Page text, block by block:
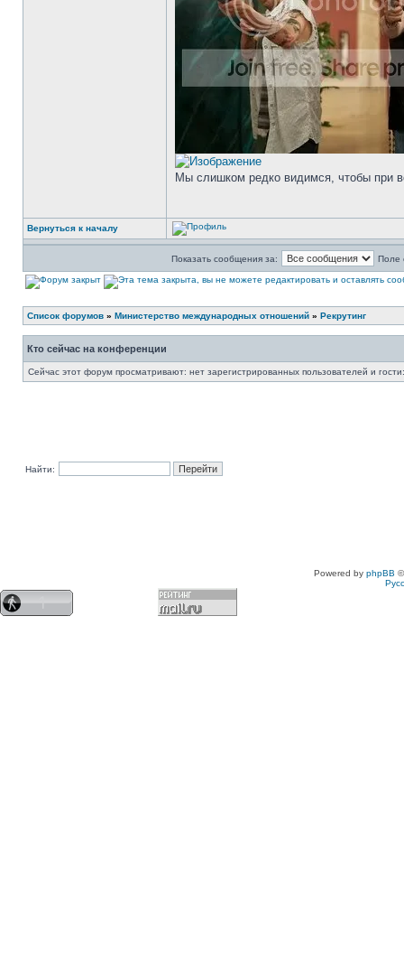
Мы слишком редко видимся, чтобы при
Вернуться к началу
Показать сообщения за: Поле
Список форумов » Министерство международных отношений » Рекрутинг
Кто сейчас на конференции
Сейчас этот форум просматривают: нет зарегистрированных пользователей и
Найти:
Powered by phpBB